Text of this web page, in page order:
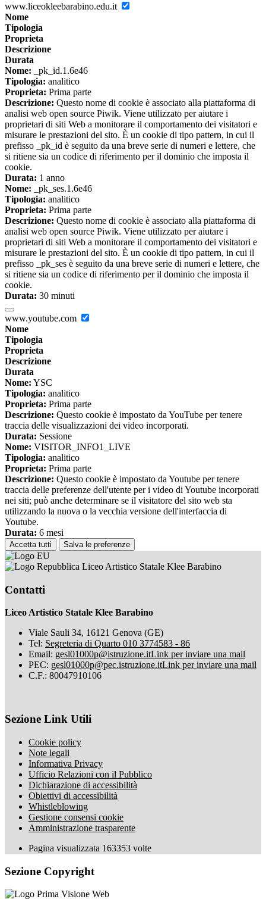
www.liceokleebarabino.edu.it
Nome
Tipologia
Proprieta
Descrizione
Durata
Nome: _pk_id.1.6e46
Tipologia: analitico
Proprieta: Prima parte
Descrizione: Questo nome di cookie è associato alla piattaforma di
analisi web open source Piwik. Viene utilizzato per aiutare i
proprietari di siti Web a monitorare il comportamento dei visitatori e
misurare le prestazioni del sito. È un cookie di tipo pattern, in cui il
prefisso _pk_id è seguito da una breve serie di numeri e lettere, che
si ritiene sia un codice di riferimento per il dominio che imposta il
cookie.
Durata: 1 anno
Nome: _pk_ses.1.6e46
Tipologia: analitico
Proprieta: Prima parte
Descrizione: Questo nome di cookie è associato alla piattaforma di
analisi web open source Piwik. Viene utilizzato per aiutare i
proprietari di siti Web a monitorare il comportamento dei visitatori e
misurare le prestazioni del sito. È un cookie di tipo pattern, in cui il
prefisso _pk_ses è seguito da una breve serie di numeri e lettere, che
si ritiene sia un codice di riferimento per il dominio che imposta il
cookie.
Durata: 30 minuti
www.youtube.com
Nome
Tipologia
Proprieta
Descrizione
Durata
Nome: YSC
Tipologia: analitico
Proprieta: Prima parte
Descrizione: Questo cookie è impostato da YouTube per tenere
traccia delle visualizzazioni dei video incorporati.
Durata: Sessione
Nome: VISITOR_INFO1_LIVE
Tipologia: analitico
Proprieta: Prima parte
Descrizione: Questo cookie è impostato da Youtube per tenere
traccia delle preferenze dell'utente per i video di Youtube incorporati
nei siti; può anche determinare se il visitatore del sito web sta
utilizzando la nuova o la vecchia versione dell'interfaccia di
Youtube.
Durata: 6 mesi
Accetta tutti Salva le preferenze
Liceo Artistico Statale Klee Barabino
Contatti
Liceo Artistico Statale Klee Barabino
Viale Sauli 34, 16121 Genova (GE)
Tel: Segreteria di Quarto 010 3774583 - 86
Email: gesl01000p@istruzione.itLink per inviare una mail
PEC: gesl01000p@pec.istruzione.itLink per inviare una mail
C.F.: 80047910106
Sezione Link Utili
Cookie policy
Note legali
Informativa Privacy
Ufficio Relazioni con il Pubblico
Dichiarazione di accessibilità
Obiettivi di accessibilità
Whistleblowing
Gestione consensi cookie
Amministrazione trasparente
Pagina visualizzata 163353 volte
Sezione Copyright